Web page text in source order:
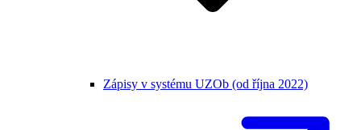
Zápisy v systému UZOb (od října 2022)